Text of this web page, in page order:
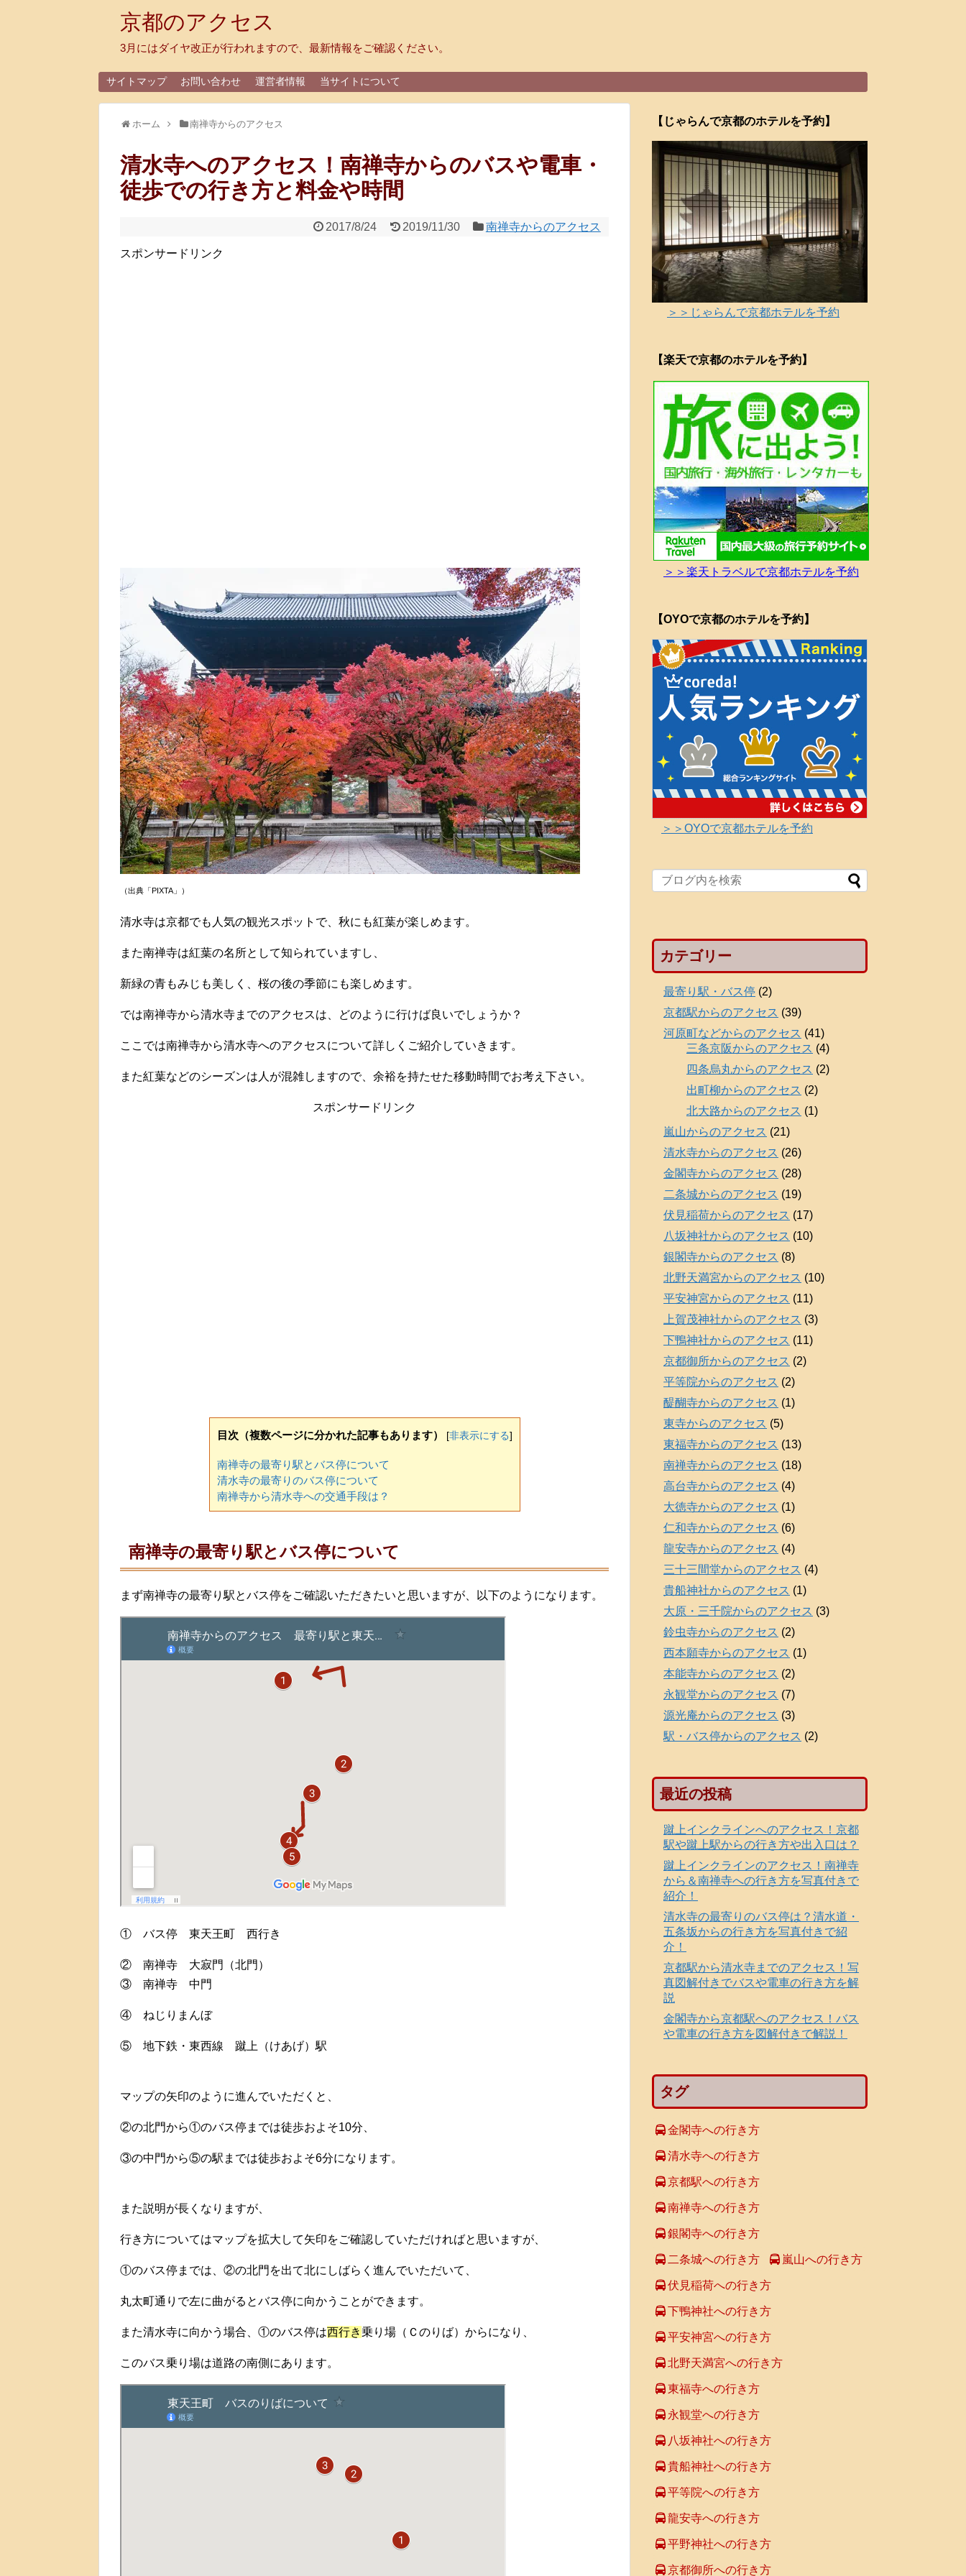
京都のアクセス
3月にはダイヤ改正が行われますので、最新情報をご確認ください。
サイトマップ お問い合わせ 運営者情報 当サイトについて
ホーム 南禅寺からのアクセス
清水寺へのアクセス！南禅寺からのバスや電車・
徒歩での行き方と料金や時間
2017/8/24 2019/11/30 南禅寺からのアクセス
スポンサードリンク
（出典「PIXTA」）
清水寺は京都でも人気の観光スポットで、秋にも紅葉が楽しめます。
また南禅寺は紅葉の名所として知られていますし、
新緑の青もみじも美しく、桜の後の季節にも楽しめます。
では南禅寺から清水寺までのアクセスは、どのように行けば良いでしょうか？
ここでは南禅寺から清水寺へのアクセスについて詳しくご紹介していきます。
また紅葉などのシーズンは人が混雑しますので、余裕を持たせた移動時間でお考え下さい。
スポンサードリンク
目次（複数ページに分かれた記事もあります） [非表示にする]
南禅寺の最寄り駅とバス停について
清水寺の最寄りのバス停について
南禅寺から清水寺への交通手段は？
南禅寺の最寄り駅とバス停について
まず南禅寺の最寄り駅とバス停をご確認いただきたいと思いますが、以下のようになります。
① バス停 東天王町 西行き
② 南禅寺 大寂門（北門）
③ 南禅寺 中門
④ ねじりまんぼ
⑤ 地下鉄・東西線 蹴上（けあげ）駅
マップの矢印のように進んでいただくと、
②の北門から①のバス停までは徒歩およそ10分、
③の中門から⑤の駅までは徒歩およそ6分になります。
また説明が長くなりますが、
行き方についてはマップを拡大して矢印をご確認していただければと思いますが、
①のバス停までは、②の北門を出て北にしばらく進んでいただいて、
丸太町通りで左に曲がるとバス停に向かうことができます。
また清水寺に向かう場合、①のバス停は西行き乗り場（Ｃのりば）からになり、
このバス乗り場は道路の南側にあります。
【じゃらんで京都のホテルを予約】
＞＞じゃらんで京都ホテルを予約
【楽天で京都のホテルを予約】
＞＞楽天トラベルで京都ホテルを予約
【OYOで京都のホテルを予約】
＞＞OYOで京都ホテルを予約
カテゴリー
最寄り駅・バス停 (2)
京都駅からのアクセス (39)
河原町などからのアクセス (41)
三条京阪からのアクセス (4)
四条烏丸からのアクセス (2)
出町柳からのアクセス (2)
北大路からのアクセス (1)
嵐山からのアクセス (21)
清水寺からのアクセス (26)
金閣寺からのアクセス (28)
二条城からのアクセス (19)
伏見稲荷からのアクセス (17)
八坂神社からのアクセス (10)
銀閣寺からのアクセス (8)
北野天満宮からのアクセス (10)
平安神宮からのアクセス (11)
上賀茂神社からのアクセス (3)
下鴨神社からのアクセス (11)
京都御所からのアクセス (2)
平等院からのアクセス (2)
醍醐寺からのアクセス (1)
東寺からのアクセス (5)
東福寺からのアクセス (13)
南禅寺からのアクセス (18)
高台寺からのアクセス (4)
大徳寺からのアクセス (1)
仁和寺からのアクセス (6)
龍安寺からのアクセス (4)
三十三間堂からのアクセス (4)
貴船神社からのアクセス (1)
大原・三千院からのアクセス (3)
鈴虫寺からのアクセス (2)
西本願寺からのアクセス (1)
本能寺からのアクセス (2)
永観堂からのアクセス (7)
源光庵からのアクセス (3)
駅・バス停からのアクセス (2)
最近の投稿
蹴上インクラインへのアクセス！京都
駅や蹴上駅からの行き方や出入口は？
蹴上インクラインのアクセス！南禅寺
から＆南禅寺への行き方を写真付きで
紹介！
清水寺の最寄りのバス停は？清水道・
五条坂からの行き方を写真付きで紹
介！
京都駅から清水寺までのアクセス！写
真図解付きでバスや電車の行き方を解
説
金閣寺から京都駅へのアクセス！バス
や電車の行き方を図解付きで解説！
タグ
金閣寺への行き方
清水寺への行き方
京都駅への行き方
南禅寺への行き方
銀閣寺への行き方
二条城への行き方 嵐山への行き方
伏見稲荷への行き方
下鴨神社への行き方
平安神宮への行き方
北野天満宮への行き方
東福寺への行き方
永観堂への行き方
八坂神社への行き方
貴船神社への行き方
平等院への行き方
龍安寺への行き方
平野神社への行き方
京都御所への行き方